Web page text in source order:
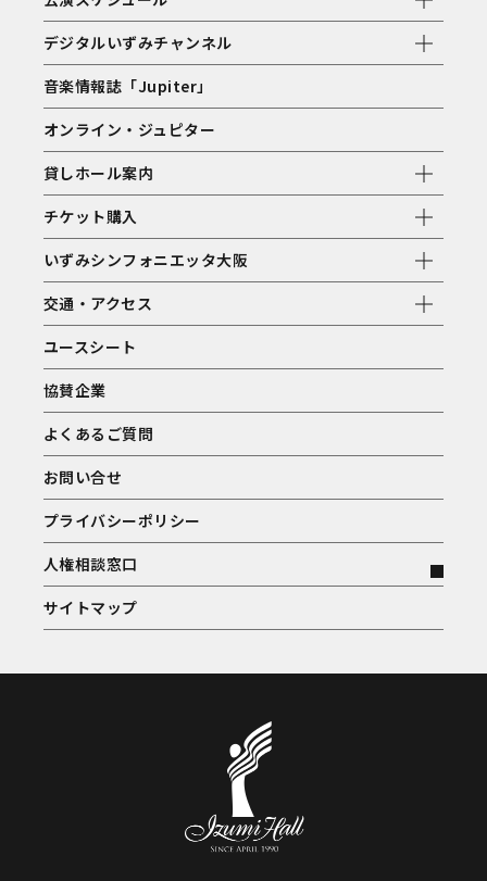
デジタルいずみチャンネル
音楽情報誌「Jupiter」
オンライン・ジュピター
貸しホール案内
チケット購入
いずみシンフォニエッタ大阪
交通・アクセス
ユースシート
協賛企業
よくあるご質問
お問い合せ
プライバシーポリシー
人権相談窓口
サイトマップ